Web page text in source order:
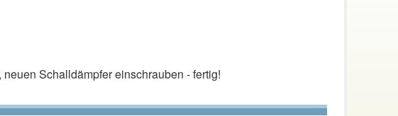
Schalldämpfer einschrauben - fertig!